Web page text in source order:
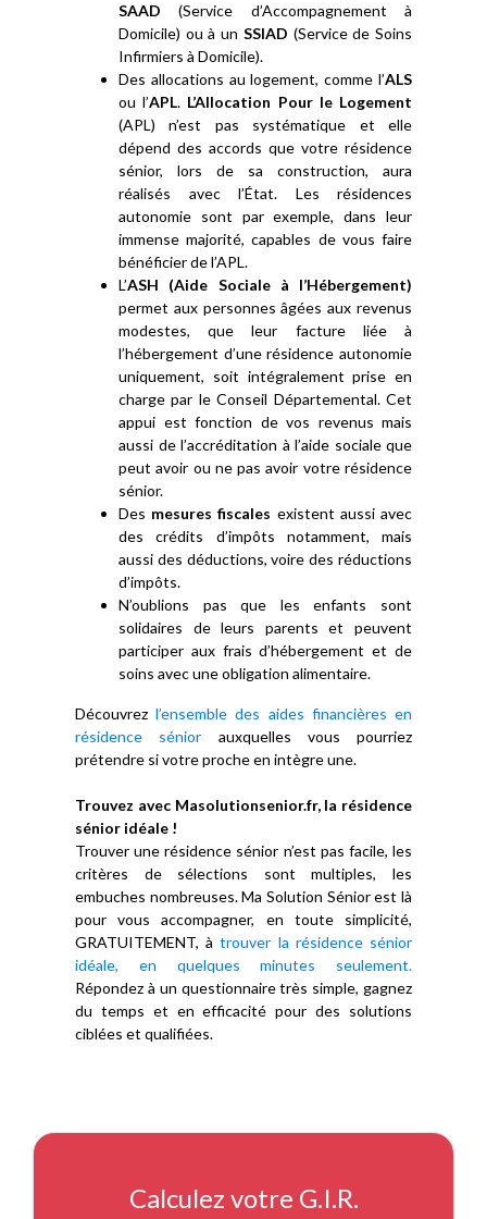
SAAD (Service d’Accompagnement à
Domicile) ou à un SSIAD (Service de Soins
Infirmiers à Domicile).
Des allocations au logement, comme l’ALS
ou l’APL. L’Allocation Pour le Logement
(APL) n’est pas systématique et elle
dépend des accords que votre résidence
sénior, lors de sa construction, aura
réalisés avec l’État. Les résidences
autonomie sont par exemple, dans leur
immense majorité, capables de vous faire
bénéficier de l’APL.
L’ASH (Aide Sociale à l’Hébergement)
permet aux personnes âgées aux revenus
modestes, que leur facture liée à
l’hébergement d’une résidence autonomie
uniquement, soit intégralement prise en
charge par le Conseil Départemental. Cet
appui est fonction de vos revenus mais
aussi de l’accréditation à l’aide sociale que
peut avoir ou ne pas avoir votre résidence
sénior.
Des mesures fiscales existent aussi avec
des crédits d’impôts notamment, mais
aussi des déductions, voire des réductions
d’impôts.
N’oublions pas que les enfants sont
solidaires de leurs parents et peuvent
participer aux frais d’hébergement et de
soins avec une obligation alimentaire.
Découvrezl’ensemble des aides financières en
résidence sénior auxquelles vous pourriez
prétendre si votre proche en intègre une.
Trouvez avec Masolutionsenior.fr, la résidence
sénior idéale !
Trouver une résidence sénior n’est pas facile, les
critères de sélections sont multiples, les
embuches nombreuses. Ma Solution Sénior est là
pour vous accompagner, en toute simplicité,
GRATUITEMENT, àtrouver la résidence sénior
idéale, en quelques minutes seulement.
Répondez à un questionnaire très simple, gagnez
du temps et en efficacité pour des solutions
ciblées et qualifiées.
Calculez votre G.I.R.